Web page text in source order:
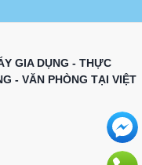
GIA DỤNG - THỰC
- VĂN PHÒNG TẠI VIỆT